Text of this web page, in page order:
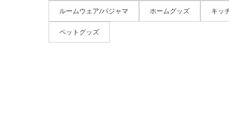
ルームウェア/パジャマ ホームグッズ キッ
ペットグッズ